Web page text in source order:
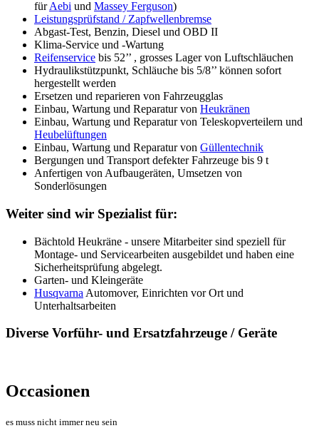
fürAebi und Massey Ferguson)
Leistungsprüfstand / Zapfwellenbremse
Abgast-Test, Benzin, Diesel und OBD II
Klima-Service und -Wartung
Reifenservice bis 52’’ , grosses Lager von Luftschläuchen
Hydraulikstützpunkt, Schläuche bis 5/8’’ können sofort
hergestellt werden
Ersetzen und reparieren von Fahrzeugglas
Einbau, Wartung und Reparatur von Heukränen
Einbau, Wartung und Reparatur von Teleskopverteilern und
Heubelüftungen
Einbau, Wartung und Reparatur von Güllentechnik
Bergungen und Transport defekter Fahrzeuge bis 9 t
Anfertigen von Aufbaugeräten, Umsetzen von
Sonderlösungen
Weiter sind wir Spezialist für:
Bächtold Heukräne - unsere Mitarbeiter sind speziell für
Montage- und Servicearbeiten ausgebildet und haben eine
Sicherheitsprüfung abgelegt.
Garten- und Kleingeräte
Husqvarna Automover, Einrichten vor Ort und
Unterhaltsarbeiten
Diverse Vorführ- und Ersatzfahrzeuge / Geräte
Occasionen
es muss nicht immer neu sein